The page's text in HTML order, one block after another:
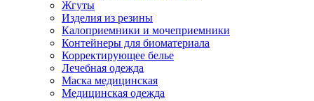
Жгуты
Изделия из резины
Калоприемники и мочеприемники
Контейнеры для биоматериала
Корректирующее белье
Лечебная одежда
Маска медицинская
Медицинская одежда